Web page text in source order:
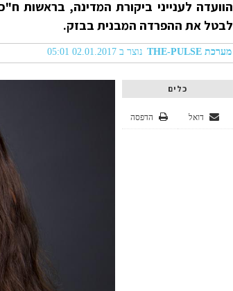
הוועדה לענייני ביקורת המדינה, בראשות
לבטל את ההפרדה המבנית בבזק.
מערכת THE-PULSE נוצר ב 02.01.2017 05:01
כלים
הדפסה דואל